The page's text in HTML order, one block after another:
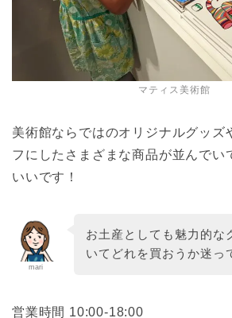
マティス美術館
美術館ならではのオリジナルグッズ
フにしたさまざまな商品が並んでい
いいです！
mari
お土産としても魅力的な
いてどれを買おうか迷っ
営業時間 10:00-18:00